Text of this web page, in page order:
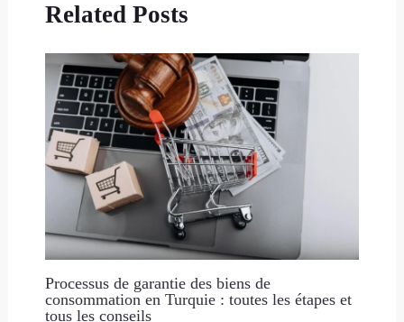
Related Posts
Processus de garantie des biens de
consommation en Turquie : toutes les étapes et
tous les conseils